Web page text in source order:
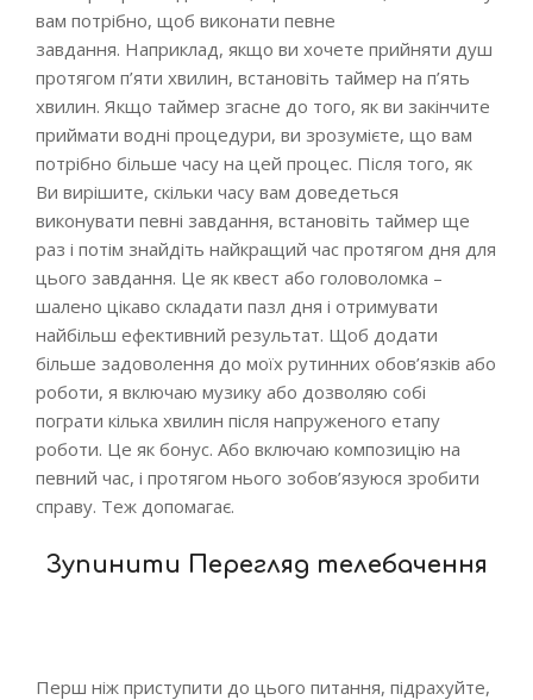
вам потрібно, щоб виконати певне
завдання. Наприклад, якщо ви хочете прийняти душ
протягом п’яти хвилин, встановіть таймер на п’ять
хвилин. Якщо таймер згасне до того, як ви закінчите
приймати водні процедури, ви зрозумієте, що вам
потрібно більше часу на цей процес. Після того, як
Ви вирішите, скільки часу вам доведеться
виконувати певні завдання, встановіть таймер ще
раз і потім знайдіть найкращий час протягом дня для
цього завдання. Це як квест або головоломка –
шалено цікаво складати пазл дня і отримувати
найбільш ефективний результат. Щоб додати
більше задоволення до моїх рутинних обов’язків або
роботи, я включаю музику або дозволяю собі
пограти кілька хвилин після напруженого етапу
роботи. Це як бонус. Або включаю композицію на
певний час, і протягом нього зобов’язуюся зробити
справу. Теж допомагає.
Зупинити Перегляд телебачення
Перш ніж приступити до цього питання, підрахуйте,